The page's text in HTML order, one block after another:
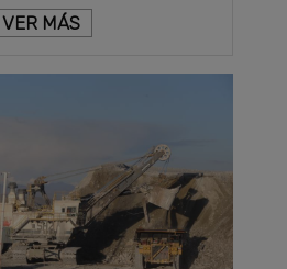
VER MÁS